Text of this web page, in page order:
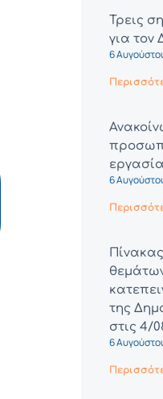
Τρεις
για τον
6
6
της
στις 4/
6